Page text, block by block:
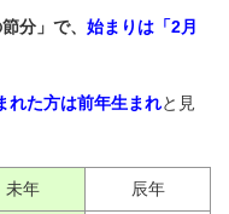
分」で、始まりは「2月
れた方は前年生まれと見
未年 辰年